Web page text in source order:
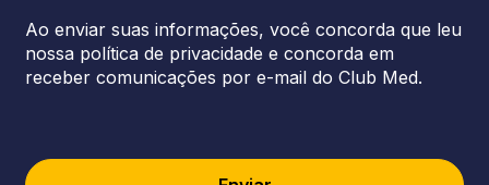
Ao enviar suas informações, você concorda que leu
nossa política de privacidade e concorda em
receber comunicações por e-mail do Club Med.